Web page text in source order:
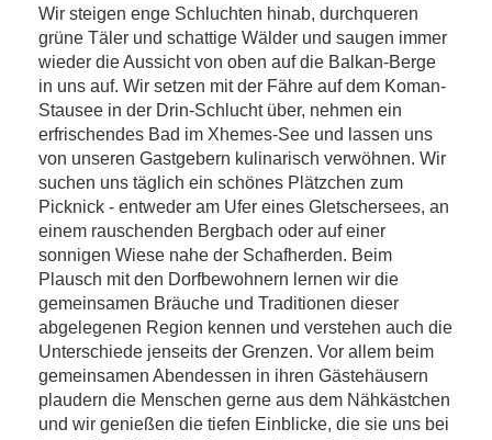
Wir steigen enge Schluchten hinab, durchqueren
grüne Täler und schattige Wälder und saugen immer
wieder die Aussicht von oben auf die Balkan-Berge
in uns auf. Wir setzen mit der Fähre auf dem Koman-
Stausee in der Drin-Schlucht über, nehmen ein
erfrischendes Bad im Xhemes-See und lassen uns
von unseren Gastgebern kulinarisch verwöhnen. Wir
suchen uns täglich ein schönes Plätzchen zum
Picknick - entweder am Ufer eines Gletschersees, an
einem rauschenden Bergbach oder auf einer
sonnigen Wiese nahe der Schafherden. Beim
Plausch mit den Dorfbewohnern lernen wir die
gemeinsamen Bräuche und Traditionen dieser
abgelegenen Region kennen und verstehen auch die
Unterschiede jenseits der Grenzen. Vor allem beim
gemeinsamen Abendessen in ihren Gästehäusern
plaudern die Menschen gerne aus dem Nähkästchen
und wir genießen die tiefen Einblicke, die sie uns bei